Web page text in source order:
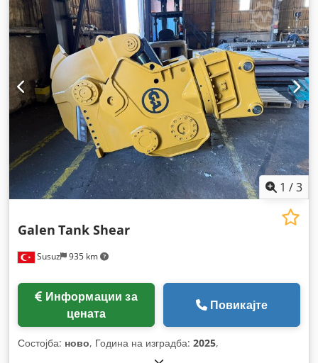
1 /3
Susuz 935 km
Galen Tank Shear
цената
Повикајте
Состојба: ново, Година на изградба: 2025,